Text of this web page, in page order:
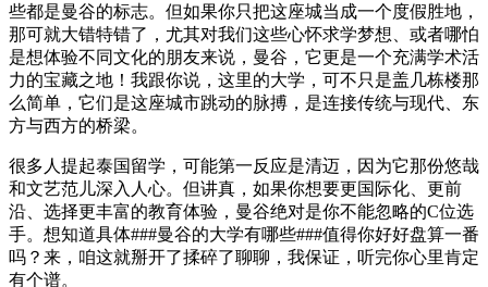
些都是曼谷的标志。但如果你只把这座城当成一个度假胜地，
那可就大错特错了，尤其对我们这些心怀求学梦想、或者哪怕
是想体验不同文化的朋友来说，曼谷，它更是一个充满学术活
力的宝藏之地！我跟你说，这里的大学，可不只是盖几栋楼那
么简单，它们是这座城市跳动的脉搏，是连接传统与现代、东
方与西方的桥梁。
很多人提起泰国留学，可能第一反应是清迈，因为它那份悠哉
和文艺范儿深入人心。但讲真，如果你想要更国际化、更前
沿、选择更丰富的教育体验，曼谷绝对是你不能忽略的C位选
手。想知道具体###曼谷的大学有哪些###值得你好好盘算一番
吗？来，咱这就掰开了揉碎了聊聊，我保证，听完你心里肯定
有个谱。